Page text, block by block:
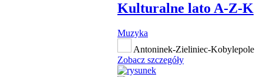
Kulturalne lato A-Z-K
Muzyka
Antoninek-Zieliniec-Kobylepole
Zobacz szczegóły